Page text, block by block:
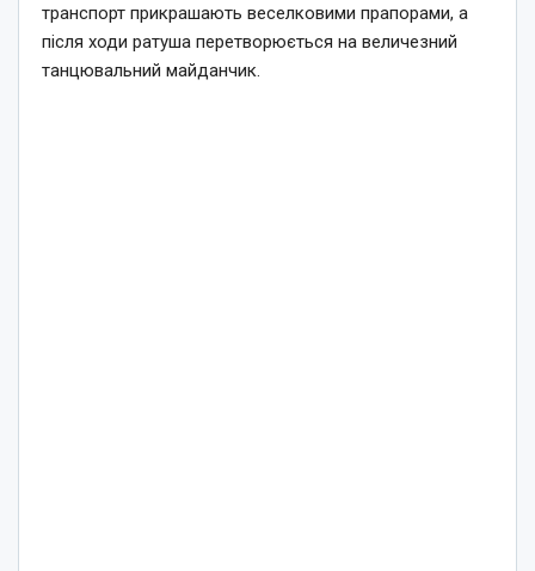
транспорт прикрашають веселковими прапорами, а
після ходи ратуша перетворюється на величезний
танцювальний майданчик.